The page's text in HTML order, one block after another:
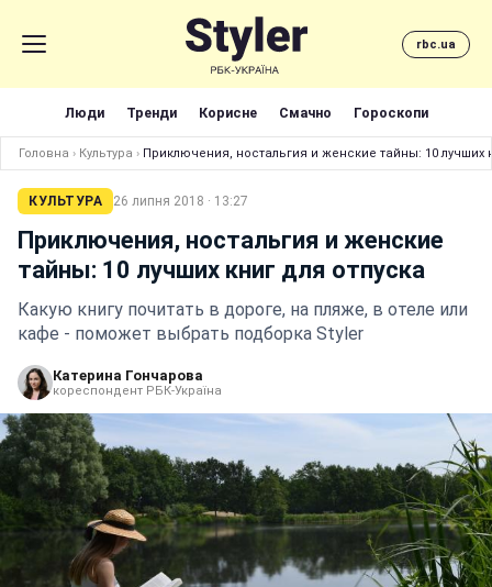
rbc.ua
Люди Тренди Корисне Смачно Гороскопи
Головна › Культура › Приключения, ностальгия и женские тайны: 10 лучших
КУЛЬТУРА 26 липня 2018 · 13:27
Приключения, ностальгия и женские
тайны: 10 лучших книг для отпуска
Какую книгу почитать в дороге, на пляже, в отеле или
кафе - поможет выбрать подборка Styler
Катерина Гончарова
кореспондент РБК-Україна